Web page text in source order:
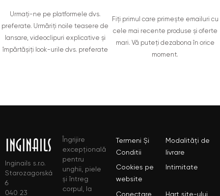
Urmați-ne pe platformele dvs.
preferate. Urmăriți noile teasere de
lansare, videoclipuri explicative și
împărtășiți look-urile dvs. preferate
Fiți primul care primește emailuri cu
cele mai recente produse și oferte
mari. Vă puteți dezabona în orice
moment.
Inginails s.r.o.
Starozagorská
6
040 23
Îngrijire
excepțională
pentru
unghii, piele
și întreg
corpul, la
Termeni Și
Conditii
Modalități de
livrare
Cookies pe
website
Intimitate
Conectare Hart site-ului